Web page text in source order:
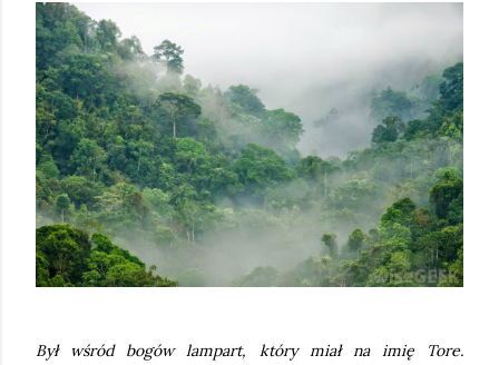
Był wśród bogów lampart, który miał na imię Tore.